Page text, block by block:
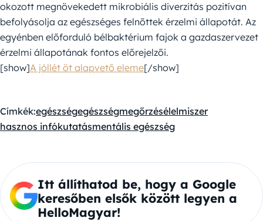
okozott megnövekedett mikrobiális diverzitás pozitívan
befolyásolja az egészséges felnőttek érzelmi állapotát. Az
egyénben előforduló bélbaktérium fajok a gazdaszervezet
érzelmi állapotának fontos előrejelzői.
[show]A jóllét öt alapvető eleme[/show]
Címkék:egészségegészségmegőrzésélelmiszer
hasznos infókutatásmentális egészség
Itt állíthatod be, hogy a Google
keresőben elsők között legyen a
HelloMagyar!